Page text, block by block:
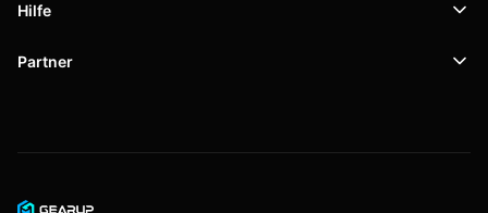
Hilfe
Support
Partner